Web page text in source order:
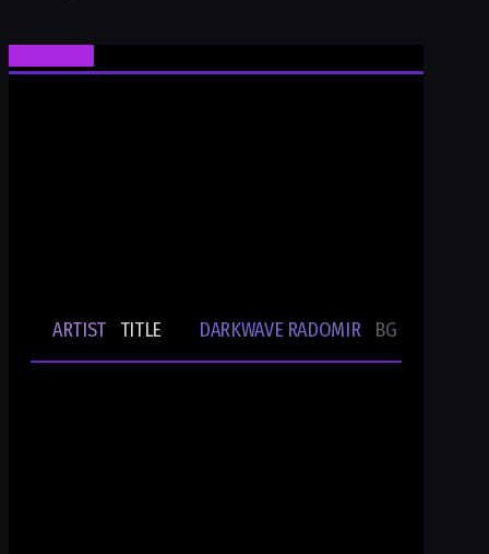
ARTIST- TITLE DARKWAVE RADOMIR BG